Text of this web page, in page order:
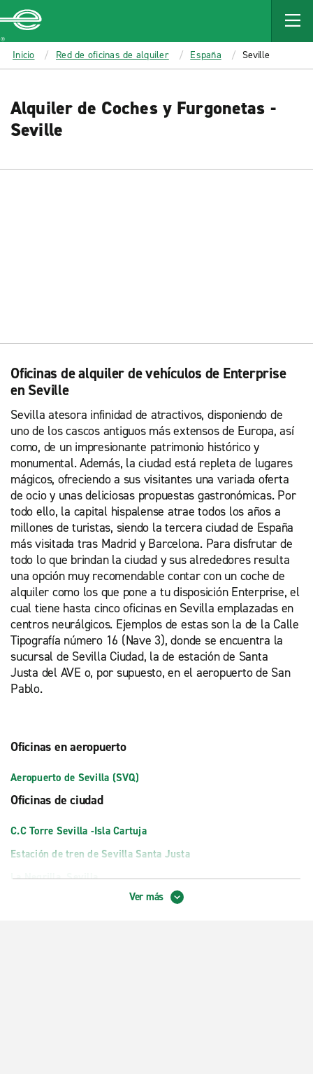
MAIN
CONTENT
Enterprise
Inicio Red de oficinas de alquiler España Seville
Alquiler de Coches y Furgonetas -
Seville
Oficinas de alquiler de vehículos de Enterprise
en Seville
Sevilla atesora infinidad de atractivos, disponiendo de
uno de los cascos antiguos más extensos de Europa, así
como, de un impresionante patrimonio histórico y
monumental. Además, la ciudad está repleta de lugares
mágicos, ofreciendo a sus visitantes una variada oferta
de ocio y unas deliciosas propuestas gastronómicas. Por
todo ello, la capital hispalense atrae todos los años a
millones de turistas, siendo la tercera ciudad de España
más visitada tras Madrid y Barcelona. Para disfrutar de
todo lo que brindan la ciudad y sus alrededores resulta
una opción muy recomendable contar con un coche de
alquiler como los que pone a tu disposición Enterprise, el
cual tiene hasta cinco oficinas en Sevilla emplazadas en
centros neurálgicos. Ejemplos de estas son la de la Calle
Tipografía número 16 (Nave 3), donde se encuentra la
sucursal de Sevilla Ciudad, la de estación de Santa
Justa del AVE o, por supuesto, en el aeropuerto de San
Pablo.
Oficinas en aeropuerto
Aeropuerto de Sevilla (SVQ)
Oficinas de ciudad
C.C Torre Sevilla -Isla Cartuja
Estación de tren de Sevilla Santa Justa
La Negrilla, Sevilla
Ver más